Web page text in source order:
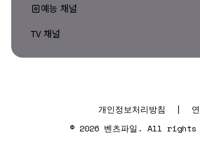
예능 채널
TV 채널
개인정보처리방침 |
© 2026 벤츠파일. All rights